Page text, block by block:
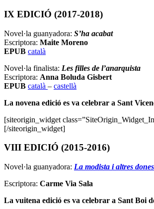
IX EDICIÓ (2017-2018)
Novel·la guanyadora: S’ha acabat
Escriptora: Maite Moreno
EPUB català
Novel·la finalista: Les filles de l’anarquista
Escriptora: Anna Boluda Gisbert
EPUB català – castellà
La novena edició es va celebrar a Sant
[siteorigin_widget
[/siteorigin_widget]
VIII EDICIÓ (2015-2016)
Novel·la guanyadora: La modista i altres
Escriptora: Carme Via Sala
La vuitena edició es va celebrar a Sant Boi